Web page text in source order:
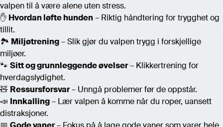
valpen til å være alene uten stress.
✋ Hvordan løfte hunden– Riktig håndtering for trygghet og
tillit.
🏞️ Miljøtrening– Slik gjør du valpen trygg i forskjellige
miljøer.
🐾 Sitt og grunnleggende øvelser– Klikkertrening for
hverdagslydighet.
🧸 Ressursforsvar– Unngå problemer før de oppstår.
📣 Innkalling– Lær valpen å komme når du roper, uansett
distraksjoner.